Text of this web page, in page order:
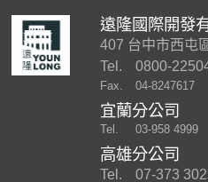
遠隆國際開發
407 台中市西屯
Tel.
0800-
Fax. 04-8247617
宜蘭分公司
Tel. 03-958 4999
高雄分公司
Tel. 07-373